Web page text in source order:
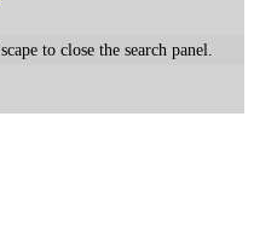
to close the search panel.